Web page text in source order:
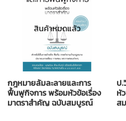
สินค้าหมดแล้ว
กฎหมายล้มละลายและการ
ฟื้นฟูกิจการ พร้อมหัวข้อเรื่อง
มาตราสำคัญ ฉบับสมบูรณ์
ป.
หั
ส